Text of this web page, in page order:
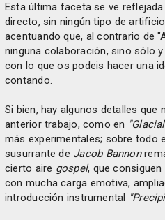
Esta última faceta se ve
directo, sin ningún tipo de
acentuando que, al contrario de
ninguna colaboración, sino sólo
con lo que os podeis hacer una
contando.
Si bien, hay algunos detalles que
anterior trabajo, como en
más experimentales; sobre todo
susurrante de Jacob Bannon
cierto aire gospel, que
con mucha carga emotiva,
introducción instrumental